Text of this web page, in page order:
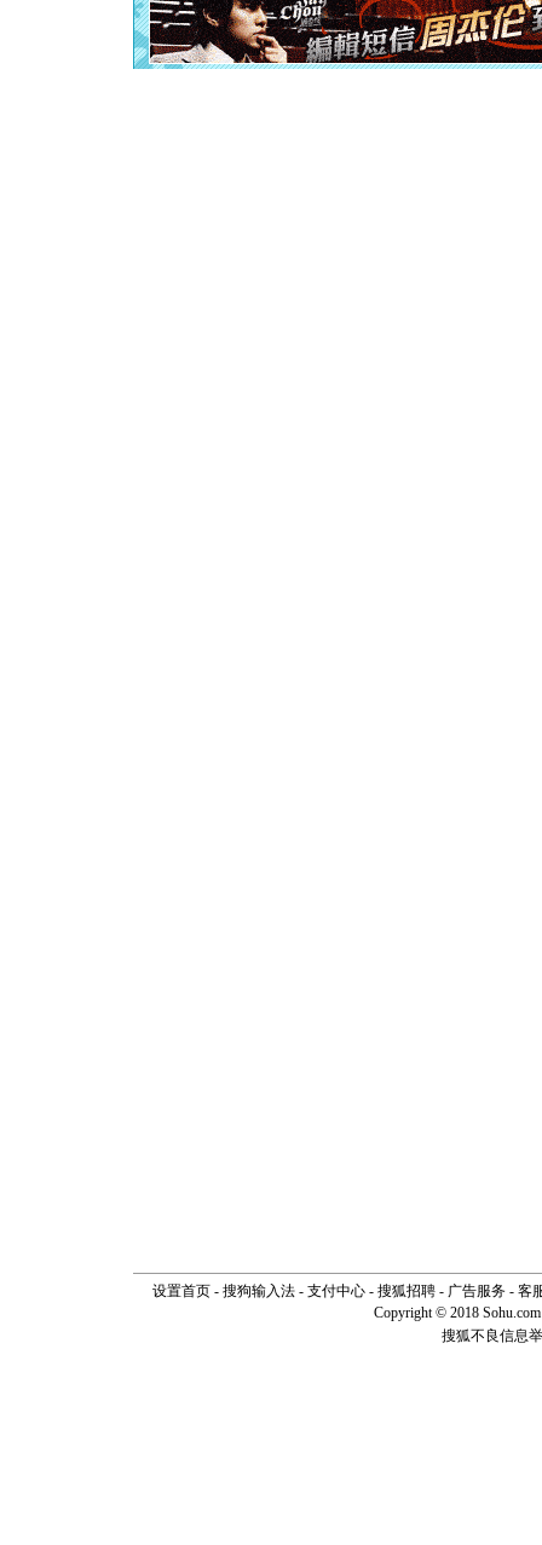
离。水晶
[元旦]当
泣，这痛
设置首页- 搜狗输入法- 支付中心- 搜狐招聘- 广告服务- 客
Copyright © 2018
搜狐不良信息